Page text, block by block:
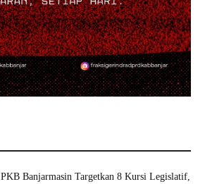
PKB Banjarmasin Targetkan 8 Kursi Legislatif,